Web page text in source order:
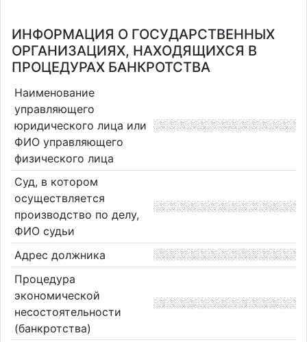
ИНФОРМАЦИЯ О ГОСУДАРСТВЕННЫХ
ОРГАНИЗАЦИЯХ, НАХОДЯЩИХСЯ В
ПРОЦЕДУРАХ БАНКРОТСТВА
Наименование
управляющего
юридического лица или
ФИО управляющего
физического лица
Суд, в котором
осуществляется
производство по делу,
ФИО судьи
Адрес должника
Процедура
экономической
несостоятельности
(банкротства)